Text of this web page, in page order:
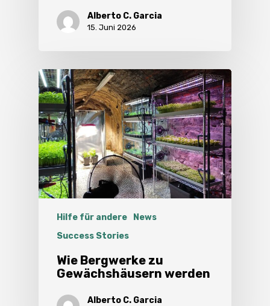
Alberto C. Garcia
15. Juni 2026
Hilfe für andere
News
Success Stories
Wie Bergwerke zu
Gewächshäusern werden
Alberto C. Garcia